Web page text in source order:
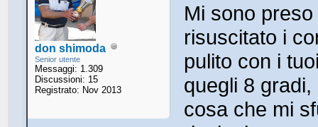
don shimoda
Senior utente
Messaggi: 1.309
Discussioni: 15
Registrato: Nov 2013
Mi sono
risuscitato i
pulito con i
quegli 8
cosa che mi